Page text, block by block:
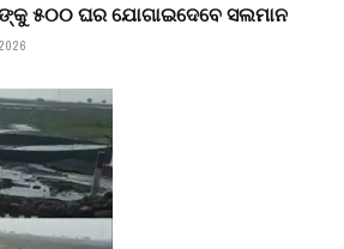
୫୦୦ ଘର ଯୋଗାଇଦେବେ ସଲମାନ